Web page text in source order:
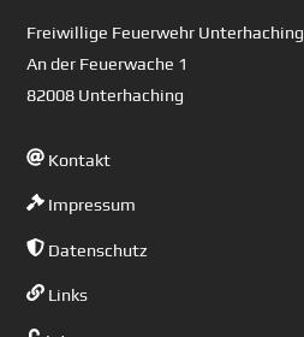
Freiwillige Feuerwehr Unterhaching
An der Feuerwache 1
82008 Unterhaching
Kontakt
Impressum
Datenschutz
Links